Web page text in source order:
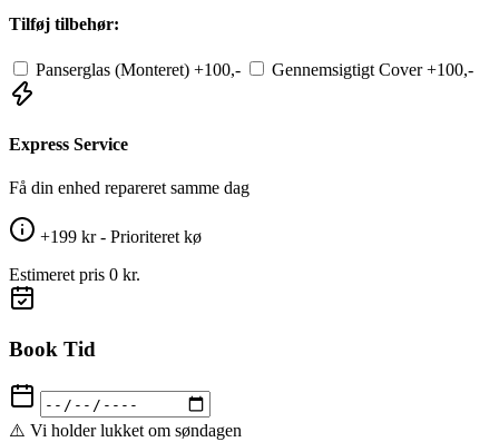
Tilføj tilbehør:
Panserglas (Monteret) +100,- Gennemsigtigt Cover +100,-
Express Service
Få din enhed repareret samme dag
+199 kr - Prioriteret kø
Estimeret pris 0 kr.
Book Tid
⚠️ Vi holder lukket om søndagen